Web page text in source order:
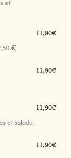
et
€)
11,90€
11,90€
et salade.
11,90€
11,90€